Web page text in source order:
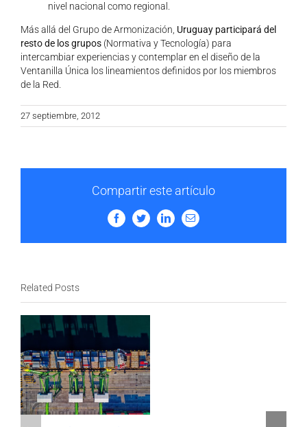
nivel nacional como regional.
Más allá del Grupo de Armonización, Uruguay participará del
resto de los grupos (Normativa y Tecnología) para
intercambiar experiencias y contemplar en el diseño de la
Ventanilla Única los lineamientos definidos por los miembros
de la Red.
27 septiembre, 2012
Compartir este artículo
FacebookTwitterLinkedInEmail
Related Posts